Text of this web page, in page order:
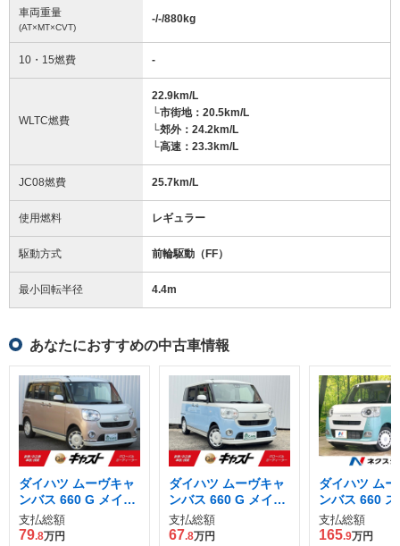
車両重量
(AT×MT×CVT)
-/-/880kg
10・15燃費 -
WLTC燃費
22.9km/L
└市街地：20.5km/L
└郊外：24.2km/L
└高速：23.3km/L
JC08燃費 25.7km/L
使用燃料 レギュラー
駆動方式 前輪駆動（FF）
最小回転半径 4.4m
あなたにおすすめの中古車情報
ダイハツ ムーヴキャ
ンバス 660 G メイク
アップ SAII
支払総額
79.8万円
ダイハツ ムーヴキャ
ンバス 660 G メイク
アップ SAIII
支払総額
67.8万円
ダイハツ ム
ンバス 660
プス G
支払総額
165.9万円